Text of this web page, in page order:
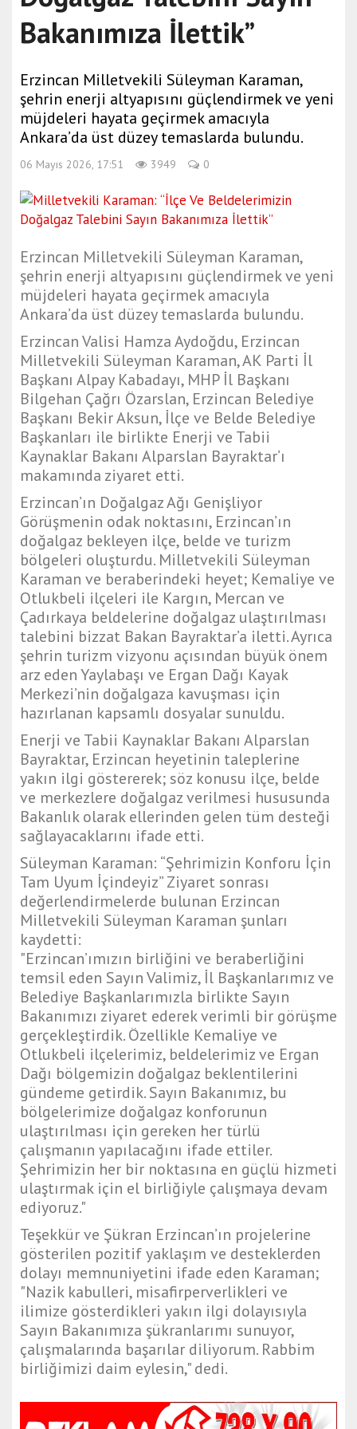
Bakanımıza İlettik”
Erzincan Milletvekili Süleyman Karaman,
şehrin enerji altyapısını güçlendirmek ve yeni
müjdeleri hayata geçirmek amacıyla
Ankara’da üst düzey temaslarda bulundu.
06 Mayıs 2026, 17:51 3949 0
Erzincan Milletvekili Süleyman Karaman,
şehrin enerji altyapısını güçlendirmek ve yeni
müjdeleri hayata geçirmek amacıyla
Ankara’da üst düzey temaslarda bulundu.
Erzincan Valisi Hamza Aydoğdu, Erzincan
Milletvekili Süleyman Karaman, AK Parti İl
Başkanı Alpay Kabadayı, MHP İl Başkanı
Bilgehan Çağrı Özarslan, Erzincan Belediye
Başkanı Bekir Aksun, İlçe ve Belde Belediye
Başkanları ile birlikte Enerji ve Tabii
Kaynaklar Bakanı Alparslan Bayraktar’ı
makamında ziyaret etti.
Erzincan’ın Doğalgaz Ağı Genişliyor
Görüşmenin odak noktasını, Erzincan’ın
doğalgaz bekleyen ilçe, belde ve turizm
bölgeleri oluşturdu. Milletvekili Süleyman
Karaman ve beraberindeki heyet; Kemaliye ve
Otlukbeli ilçeleri ile Kargın, Mercan ve
Çadırkaya beldelerine doğalgaz ulaştırılması
talebini bizzat Bakan Bayraktar’a iletti. Ayrıca
şehrin turizm vizyonu açısından büyük önem
arz eden Yaylabaşı ve Ergan Dağı Kayak
Merkezi’nin doğalgaza kavuşması için
hazırlanan kapsamlı dosyalar sunuldu.
Enerji ve Tabii Kaynaklar Bakanı Alparslan
Bayraktar, Erzincan heyetinin taleplerine
yakın ilgi göstererek; söz konusu ilçe, belde
ve merkezlere doğalgaz verilmesi hususunda
Bakanlık olarak ellerinden gelen tüm desteği
sağlayacaklarını ifade etti.
Süleyman Karaman: “Şehrimizin Konforu İçin
Tam Uyum İçindeyiz” Ziyaret sonrası
değerlendirmelerde bulunan Erzincan
Milletvekili Süleyman Karaman şunları
kaydetti:
"Erzincan’ımızın birliğini ve beraberliğini
temsil eden Sayın Valimiz, İl Başkanlarımız ve
Belediye Başkanlarımızla birlikte Sayın
Bakanımızı ziyaret ederek verimli bir görüşme
gerçekleştirdik. Özellikle Kemaliye ve
Otlukbeli ilçelerimiz, beldelerimiz ve Ergan
Dağı bölgemizin doğalgaz beklentilerini
gündeme getirdik. Sayın Bakanımız, bu
bölgelerimize doğalgaz konforunun
ulaştırılması için gereken her türlü
çalışmanın yapılacağını ifade ettiler.
Şehrimizin her bir noktasına en güçlü hizmeti
ulaştırmak için el birliğiyle çalışmaya devam
ediyoruz."
Teşekkür ve Şükran Erzincan’ın projelerine
gösterilen pozitif yaklaşım ve desteklerden
dolayı memnuniyetini ifade eden Karaman;
"Nazik kabulleri, misafirperverlikleri ve
ilimize gösterdikleri yakın ilgi dolayısıyla
Sayın Bakanımıza şükranlarımı sunuyor,
çalışmalarında başarılar diliyorum. Rabbim
birliğimizi daim eylesin," dedi.